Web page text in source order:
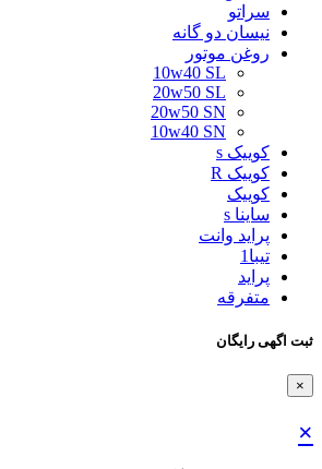
سراتو
نیسان دو گانه
روغن موتور
10w40 SL
20w50 SL
20w50 SN
10w40 SN
کوییک s
کوییک R
کوییک
ساینا s
پراید وانت
تیبا1
پراید
متفرقه
ثبت اگهی رایگان
×
×